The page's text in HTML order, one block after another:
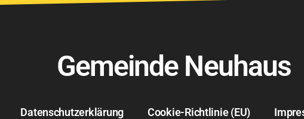
Gemeinde Neuhaus
Datenschutzerklärung Cookie-Richtlinie (EU)